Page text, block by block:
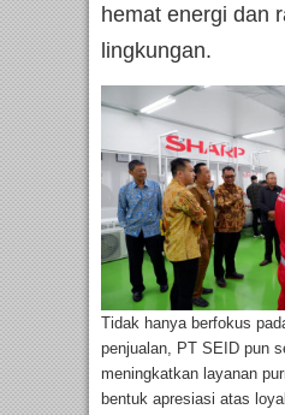
hemat energi dan
lingkungan.
Tidak hanya berfokus
penjualan, PT SEID pun
meningkatkan layanan
bentuk apresiasi atas